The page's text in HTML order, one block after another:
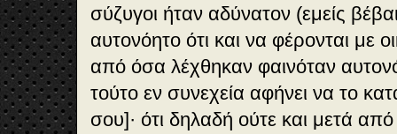
σύζυγοι ήταν αδύνατον (εμείς
αυτονόητο ότι και να φέρονται με
από όσα λέχθηκαν φαινόταν
τούτο εν συνεχεία αφήνει να το
σου]· ότι δηλαδή ούτε και μετά